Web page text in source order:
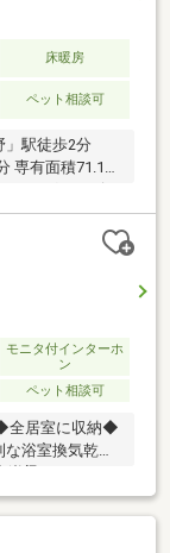
床暖房
ペット相談可
」駅徒歩2分
専有面積71.17
リング・リビン
洗乾燥機、水
・ウォークイン
井、逆梁工
ョン内容～～
システムキ
等
モニタ付インターホ
ン
ペット相談可
全居室に収納◆
浴室換気乾燥
梁（アウトフ
のリフォーム
二重天井構造